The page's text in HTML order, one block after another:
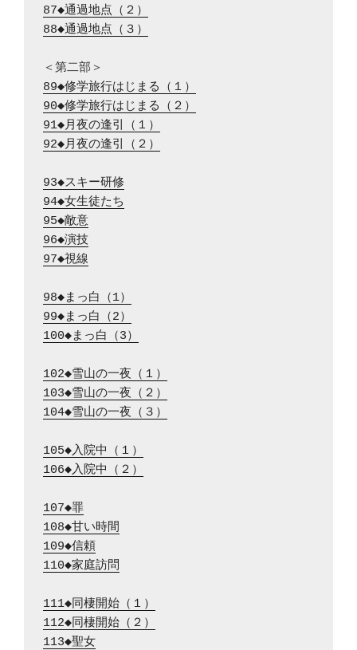
87◆通過地点（２）
88◆通過地点（３）
89◆修学旅行はじまる（１）
90◆修学旅行はじまる（２）
91◆月夜の逢引（１）
92◆月夜の逢引（２）
93◆スキー研修
94◆女生徒たち
95◆敵意
96◆演技
97◆視線
98◆まっ白（1）
99◆まっ白（2）
100◆まっ白（3）
102◆雪山の一夜（１）
103◆雪山の一夜（２）
104◆雪山の一夜（３）
105◆入院中（１）
106◆入院中（２）
107◆罪
108◆甘い時間
109◆信頼
110◆家庭訪問
111◆同棲開始（１）
112◆同棲開始（２）
113◆聖女